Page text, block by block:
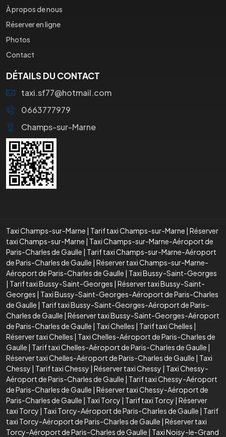
À propos de nous
Réserver en ligne
Photos
Contact
DÉTAILS DU CONTACT
taxi.sf77@hotmail.com
0663777979
Champs-sur-Marne
Taxi Champs-sur-Marne | Tarif taxi Champs-sur-Marne | Réserver
taxi Champs-sur-Marne | Taxi Champs-sur-Marne-Aéroport de
Paris-Charles de Gaulle | Tarif taxi Champs-sur-Marne-Aéroport
de Paris-Charles de Gaulle | Réserver taxi Champs-sur-Marne-
Aéroport de Paris-Charles de Gaulle | Taxi Bussy-Saint-Georges
| Tarif taxi Bussy-Saint-Georges | Réserver taxi Bussy-Saint-
Georges | Taxi Bussy-Saint-Georges-Aéroport de Paris-Charles
de Gaulle | Tarif taxi Bussy-Saint-Georges-Aéroport de Paris-
Charles de Gaulle | Réserver taxi Bussy-Saint-Georges-Aéroport
de Paris-Charles de Gaulle | Taxi Chelles | Tarif taxi Chelles |
Réserver taxi Chelles | Taxi Chelles-Aéroport de Paris-Charles de
Gaulle | Tarif taxi Chelles-Aéroport de Paris-Charles de Gaulle |
Réserver taxi Chelles-Aéroport de Paris-Charles de Gaulle | Taxi
Chessy | Tarif taxi Chessy | Réserver taxi Chessy | Taxi Chessy-
Aéroport de Paris-Charles de Gaulle | Tarif taxi Chessy-Aéroport
de Paris-Charles de Gaulle | Réserver taxi Chessy-Aéroport de
Paris-Charles de Gaulle | Taxi Torcy | Tarif taxi Torcy | Réserver
taxi Torcy | Taxi Torcy-Aéroport de Paris-Charles de Gaulle | Tarif
taxi Torcy-Aéroport de Paris-Charles de Gaulle | Réserver taxi
Torcy-Aéroport de Paris-Charles de Gaulle | Taxi Noisy-le-Grand